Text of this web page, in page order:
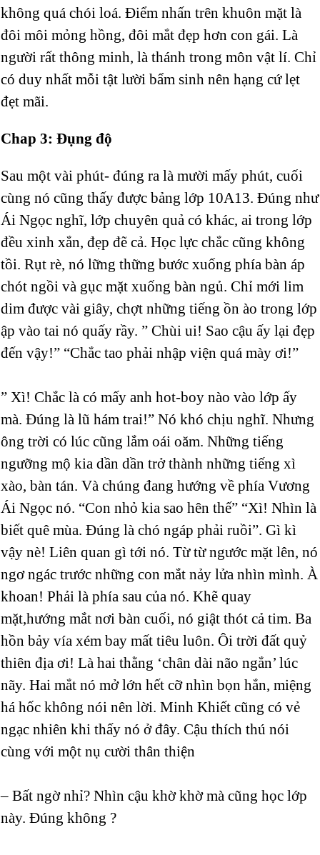
không quá chói loá. Điểm nhấn trên khuôn mặt là
đôi môi mỏng hồng, đôi mắt đẹp hơn con gái. Là
người rất thông minh, là thánh trong môn vật lí. Chỉ
có duy nhất mỗi tật lười bẩm sinh nên hạng cứ lẹt
đẹt mãi.
Chap 3: Đụng độ
Sau một vài phút- đúng ra là mười mấy phút, cuối
cùng nó cũng thấy được bảng lớp 10A13. Đúng như
Ái Ngọc nghĩ, lớp chuyên quả có khác, ai trong lớp
đều xinh xắn, đẹp đẽ cả. Học lực chắc cũng không
tồi. Rụt rè, nó lững thững bước xuống phía bàn áp
chót ngồi và gục mặt xuống bàn ngủ. Chỉ mới lim
dim được vài giây, chợt những tiếng ồn ào trong lớp
ập vào tai nó quấy rầy. ” Chùi ui! Sao cậu ấy lại đẹp
đến vậy!” “Chắc tao phải nhập viện quá mày ơi!”
” Xì! Chắc là có mấy anh hot-boy nào vào lớp ấy
mà. Đúng là lũ hám trai!” Nó khó chịu nghĩ. Nhưng
ông trời có lúc cũng lắm oái oăm. Những tiếng
ngưỡng mộ kia dần dần trở thành những tiếng xì
xào, bàn tán. Và chúng đang hướng về phía Vương
Ái Ngọc nó. “Con nhỏ kia sao hên thế” “Xì! Nhìn là
biết quê mùa. Đúng là chó ngáp phải ruồi”. Gì kì
vậy nè! Liên quan gì tới nó. Từ từ ngước mặt lên, nó
ngơ ngác trước những con mắt nảy lửa nhìn mình. À
khoan! Phải là phía sau của nó. Khẽ quay
mặt,hướng mắt nơi bàn cuối, nó giật thót cả tim. Ba
hồn bảy vía xém bay mất tiêu luôn. Ôi trời đất quỷ
thiên địa ơi! Là hai thằng ‘chân dài não ngắn’ lúc
nãy. Hai mắt nó mở lớn hết cỡ nhìn bọn hắn, miệng
há hốc không nói nên lời. Minh Khiết cũng có vẻ
ngạc nhiên khi thấy nó ở đây. Cậu thích thú nói
cùng với một nụ cười thân thiện
– Bất ngờ nhỉ? Nhìn cậu khờ khờ mà cũng học lớp
này. Đúng không ?